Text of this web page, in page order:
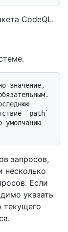
CodeQL.
`path`
умолчанию
запросов,
несколько
Если
указать
текущего